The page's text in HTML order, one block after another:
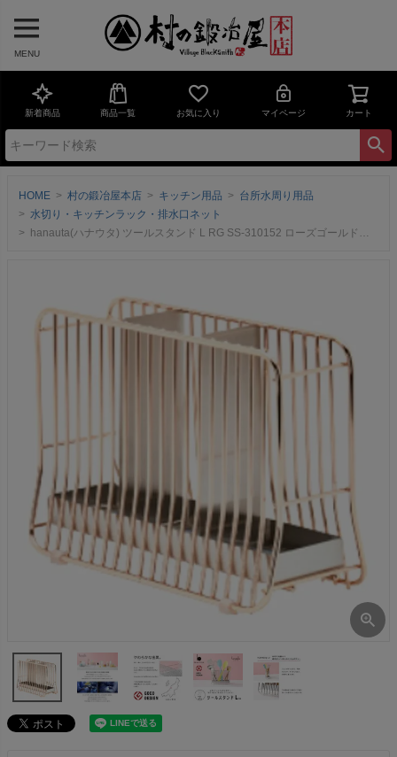
MENU
新着商品 商品一覧 お気に入り マイページ カート
HOME 村の鍛冶屋本店 キッチン用品
台所水周り用品
水切り・キッチンラック・排水口ネット
hanauta(ハナウタ) ツールスタンド L RG SS-310152 ローズゴールドビーワーススタイル 日本製【頑張って送料無料】料理に必要なツールを、あちこち探すことから開放ローズゴールドメッキ